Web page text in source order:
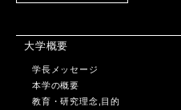
大学概要
学長メッセージ
本学の概要
教育・研究理念,目的